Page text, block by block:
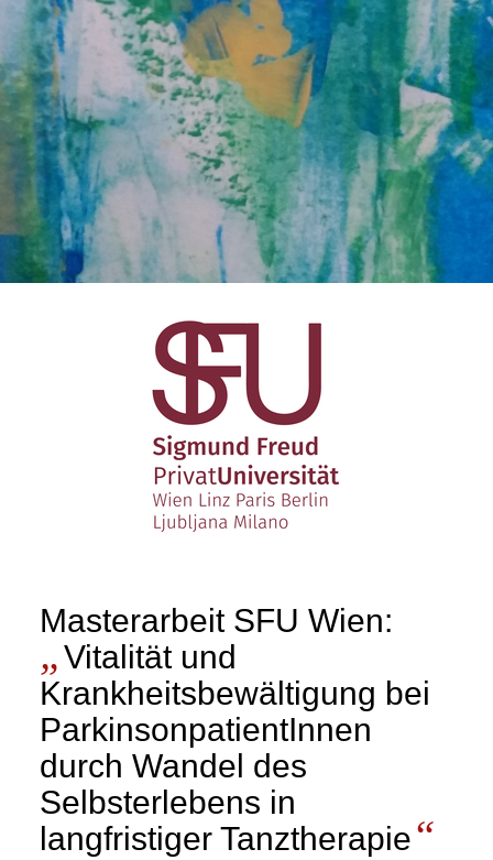
Masterarbeit SFU Wien:
„Vitalität und
Krankheitsbewältigung bei
ParkinsonpatientInnen
durch Wandel des
Selbsterlebens in
langfristiger Tanztherapie“